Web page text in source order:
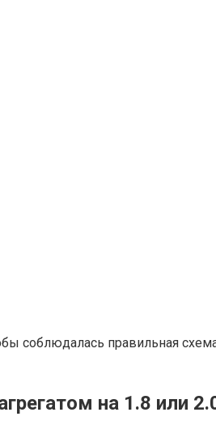
соблюдалась правильная
на 1.8 или